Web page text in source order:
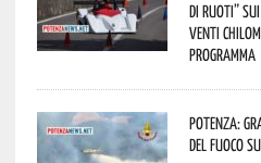
di Ruoti”
venti
programma
Potenza:
del fuoco